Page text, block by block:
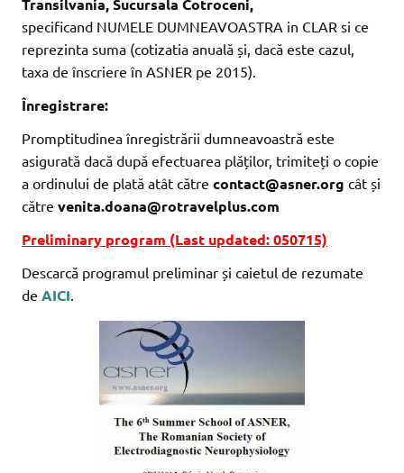
Transilvania, Sucursala Cotroceni,
specificand NUMELE DUMNEAVOASTRA in CLAR si ce
reprezinta suma (cotizatia anuală și, dacă este cazul,
taxa de înscriere în ASNER pe 2015).
Înregistrare:
Promptitudinea înregistrării dumneavoastră este
asigurată dacă după efectuarea plăților, trimiteți o copie
a ordinului de plată atât către contact@asner.org cât și
către venita.doana@rotravelplus.com
Preliminary program (Last updated: 050715)
Descarcă programul preliminar și caietul de rezumate
de AICI